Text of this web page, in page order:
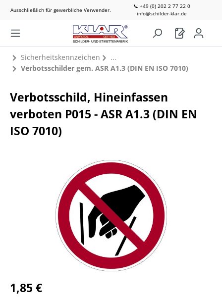
Ausschließlich für gewerbliche Verwender.
📞 +49 (0) 202 2 77 22 0
info@schilder-klar.de
Sicherheitskennzeichen
Verbotsschilder gem. ASR A1.3 (DIN EN ISO 7010)
Verbotsschild, Hineinfassen
verboten P015 - ASR A1.3 (DIN EN
ISO 7010)
1,85 €